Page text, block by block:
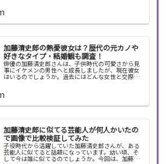
きました...
加藤清史郎の熱愛彼女は？歴代の元カノや
好きなタイプ・結婚観も調査！
俳優の加藤清史郎さんは、子供時代の可愛さから見
事にイケメンの男性へと成長しましたが、現在彼女
はいるのでしょうか。過去にはどんな女性と交際が
郎の熱愛彼...
加藤清史郎に似てる芸能人が何人かいたの
で画像で比較検証してみた
子役時代から活躍していた加藤清史郎さんが、ある
芸能人に似てると話題になっています。幼い頃、そ
して今は誰に似てるのでしょうか。今回は、加藤清